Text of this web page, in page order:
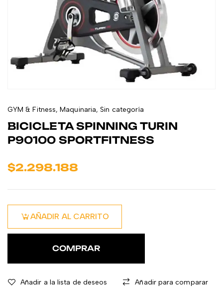
GYM & Fitness,Maquinaria,Sin categoría
BICICLETA SPINNING TURIN
P90100 SPORTFITNESS
$2.298.188
AÑADIR AL CARRITO
COMPRAR
Añadir a la lista de deseos Añadir para comparar